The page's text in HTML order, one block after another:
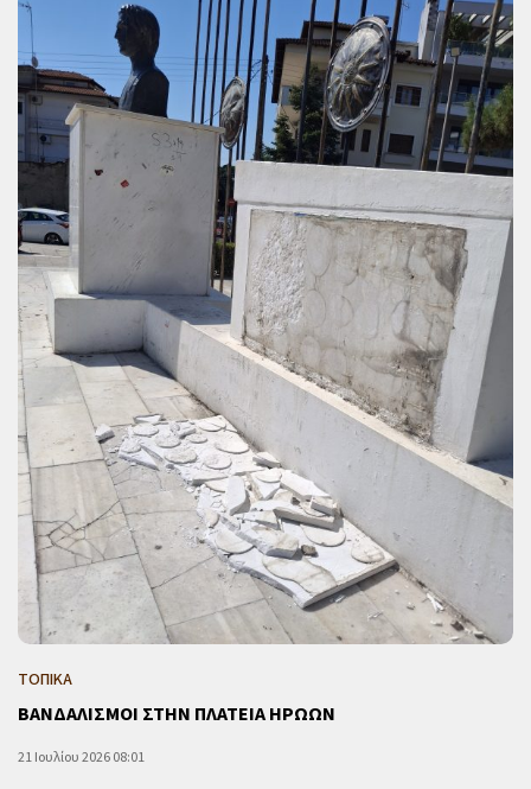
ΤΟΠΙΚΑ
ΒΑΝΔΑΛΙΣΜΟΙ ΣΤΗΝ ΠΛΑΤΕΙΑ ΗΡΩΩΝ
21 Ιουλίου 2026 08:01